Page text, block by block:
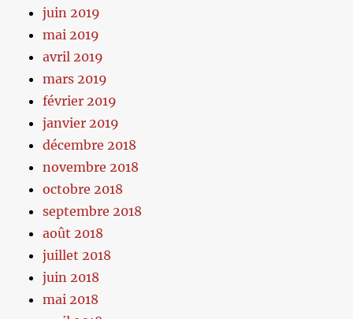
juin 2019
mai 2019
avril 2019
mars 2019
février 2019
janvier 2019
décembre 2018
novembre 2018
octobre 2018
septembre 2018
août 2018
juillet 2018
juin 2018
mai 2018